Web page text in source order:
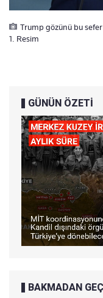
Trump gözünü bu
1. Resim
GÜNÜN ÖZETİ
BAKMADAN